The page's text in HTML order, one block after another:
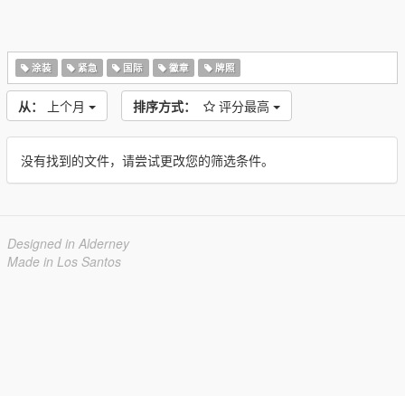
涂装 紧急 国际 徽章 牌照
从： 上个月 排序方式： 评分最高
没有找到的文件，请尝试更改您的筛选条件。
Designed in Alderney
Made in Los Santos